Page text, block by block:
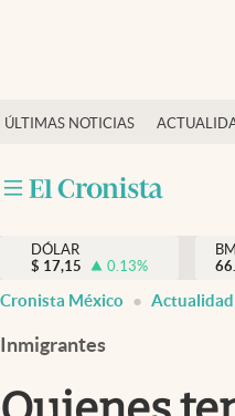
ÚLTIMAS NOTICIAS
Actualidad
Internacionales
Opinión
Brand Strategy
DÓLAR
$ 17,15 0.13%
Cronista México Actualidad
Inmigrantes